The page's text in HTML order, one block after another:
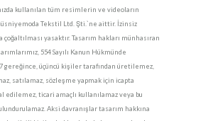
kullanılan tüm resimlerin ve videoların
Tekstil Ltd. Şti.`ne aittir. İzinsiz
çoğaltılması yasaktır. Tasarım hakları münhasıran
554 Sayılı Kanun Hükmünde
gereğince, üçüncü kişiler tarafından üretilemez,
satılamaz, sözleşme yapmak için icapta
edilemez, ticari amaçlı kullanılamaz veya bu
Aksi davranışlar tasarım hakkına